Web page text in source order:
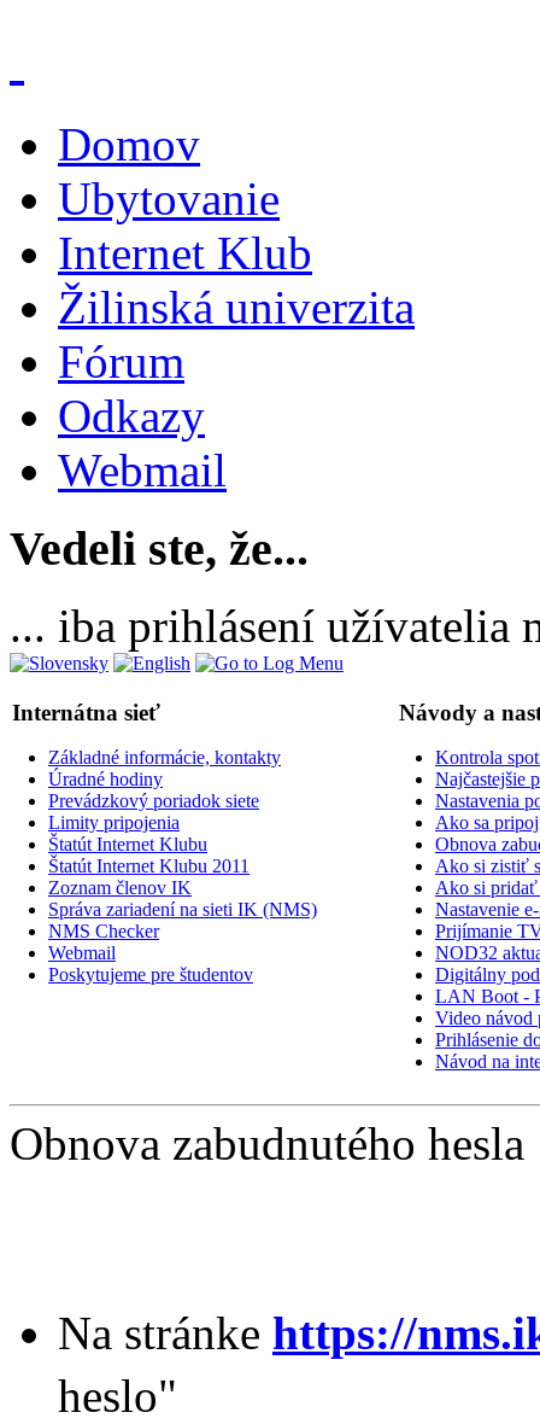
Domov
Ubytovanie
Internet Klub
Žilinská univerzita
Fórum
Odkazy
Webmail
Vedeli ste, že...
... iba prihlásení užívatelia
Internátna sieť Návody a
Základné informácie, kontakty
Úradné hodiny
Prevádzkový poriadok siete
Limity pripojenia
Štatút Internet Klubu
Štatút Internet Klubu 2011
Zoznam členov IK
Správa zariadení na sieti IK (NMS)
NMS Checker
Webmail
Poskytujeme pre študentov
Kontrola
Najčastejšie
Nastavenia
Ako sa
Obnova
Ako si zistiť
Ako si
Nastavenie
Prijímanie
NOD32
Digitálny
LAN Boot -
Video návod
Prihlásenie
Návod na
Obnova zabudnutého hesla
Na stránke https://
heslo"